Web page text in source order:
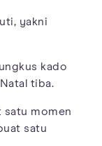
yakni
kado
tiba.
satu momen
satu